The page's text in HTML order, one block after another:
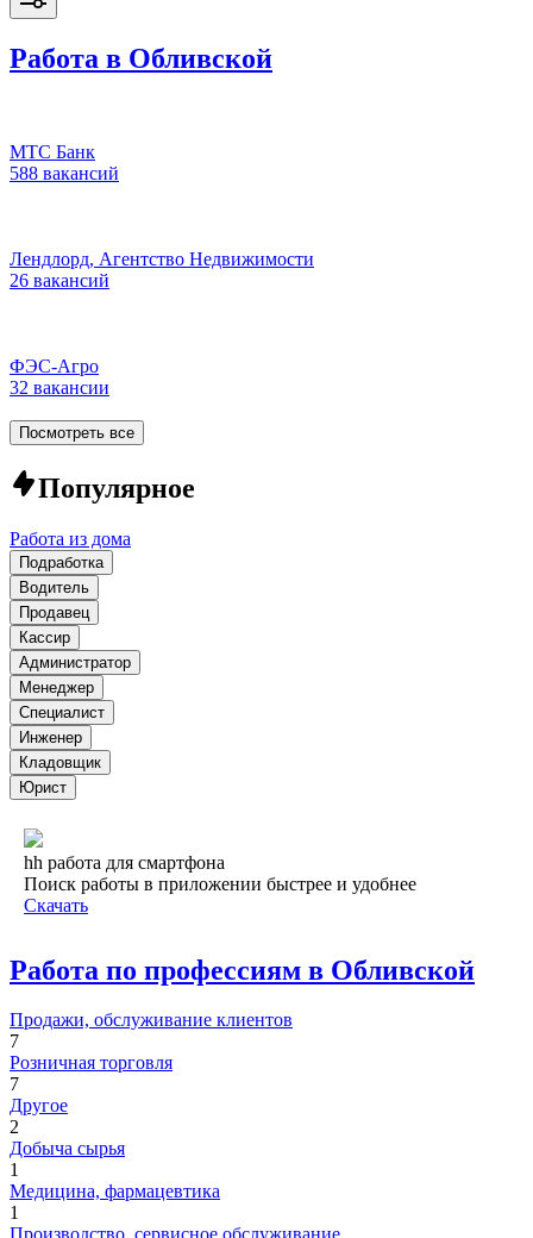
Работа в Обливской
МТС Банк
588 вакансий
Лендлорд, Агентство Недвижимости
26 вакансий
ФЭС-Агро
32 вакансии
Посмотреть все
Популярное
Работа из дома
Подработка
Водитель
Продавец
Кассир
Администратор
Менеджер
Специалист
Инженер
Кладовщик
Юрист
hh работа для смартфона
Поиск работы в приложении быстрее и удобнее
Скачать
Работа по профессиям в Обливской
Продажи, обслуживание клиентов
7
Розничная торговля
7
Другое
2
Добыча сырья
1
Медицина, фармацевтика
1